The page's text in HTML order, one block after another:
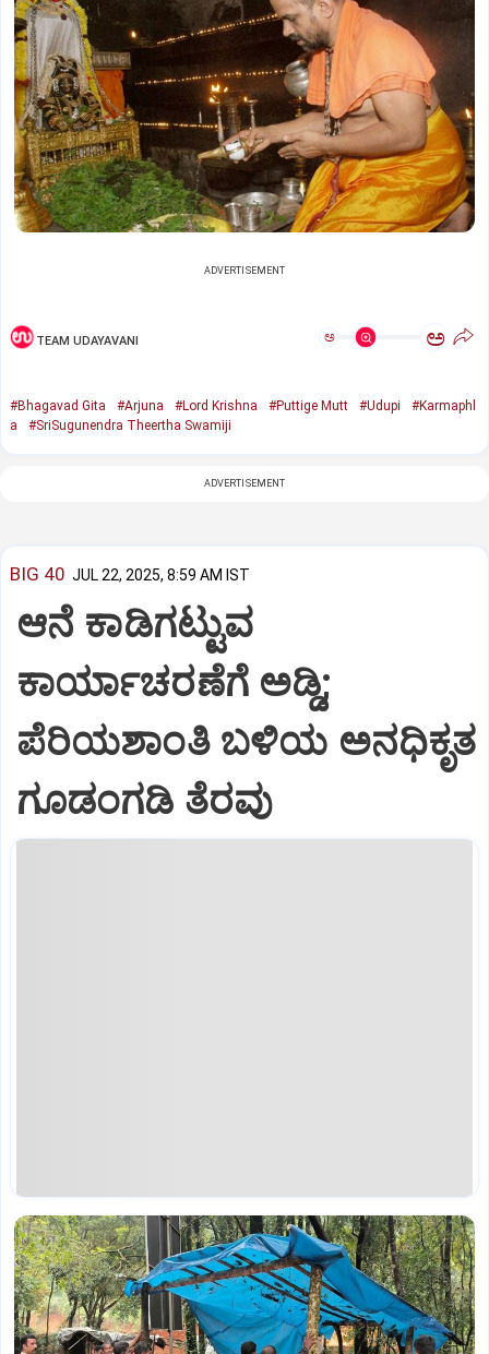
ADVERTISEMENT
TEAM UDAYAVANI ಅ ಅ
#Bhagavad Gita #Arjuna #Lord Krishna #Puttige Mutt #Udupi
#Karmaphl
a
#SriSugunendra Theertha Swamiji
ADVERTISEMENT
BIG 40 JUL 22, 2025, 8:59 AM IST
ಆನೆ ಕಾಡಿಗಟ್ಟುವ
ಕಾರ್ಯಾಚರಣೆಗೆ ಅಡ್ಡಿ;
ಪೆರಿಯಶಾಂತಿ ಬಳಿಯ ಅನಧಿಕೃತ
ಗೂಡಂಗಡಿ ತೆರವು